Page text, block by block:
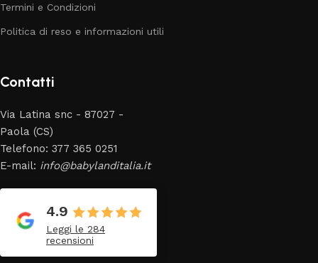
Termini e Condizioni
Politica di reso e informazioni utili
Contatti
Via Latina snc - 87027 -
Paola (CS)
Telefono: 377 365 0251
E-mail: info@babylanditalia.it
4.9
Leggi le 284
recensioni